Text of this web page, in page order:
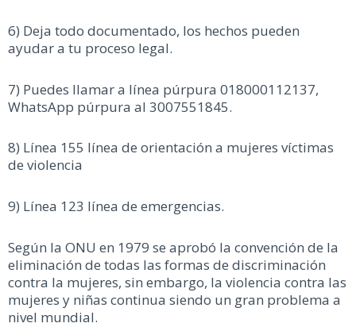
6) Deja todo documentado, los hechos pueden
ayudar a tu proceso legal.
7) Puedes llamar a línea púrpura 018000112137,
WhatsApp púrpura al 3007551845.
8) Línea 155 línea de orientación a mujeres víctimas
de violencia
9) Línea 123 línea de emergencias.
Según la ONU en 1979 se aprobó la convención de la
eliminación de todas las formas de discriminación
contra la mujeres, sin embargo, la violencia contra las
mujeres y niñas continua siendo un gran problema a
nivel mundial.